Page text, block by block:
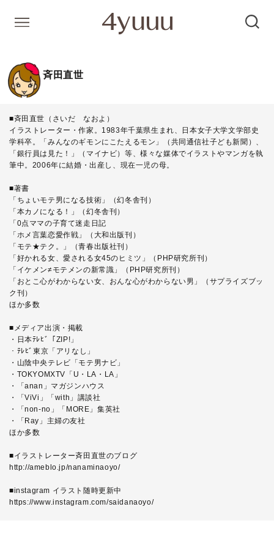
斉田直世
■斉田直世（さいだ なおよ）
イラストレーター・作家。1983年千葉県生まれ、日本女子大学文学部史
学科卒。「みんなのギモンにこたえるモン」（共同通信社子ども新聞）、
「銀行員は見た！」（マイナビ）等、様々な媒体でイラストやマンガを執
筆中。2006年に結婚・出産し、現在一児の母。
■著書
「ちょいモテ男になる技術」（幻冬舎刊）
「本カノになる！」（幻冬舎刊）
「0点ママの子育て迷走日記
「ホメ言葉恋愛作戦」（大和出版刊）
「モテ★テク。」（青春出版社刊）
「好かれる女、愛される女45のヒミツ」（PHP研究所刊）
「イケメン≠モテメンの新常識」（PHP研究所刊）
「おとこ心がわからない女、おんな心がわからない男」（サプライズブッ
ク刊）
ほか多数
■メディア出演・掲載
・日本ﾃﾚﾋﾞ「ZIP!」
・ﾃﾚﾋﾞ東京「アリなし」
・山陰中央テレビ「モテ男ナビ」
・TOKYOMXTV「U・LA・LA」
・「anan」マガジンハウス
・「ViVi」「with」講談社
・「non-no」「MORE」集英社
・「Ray」主婦の友社
ほか多数
■イラストレーター斉田直世のブログ
http://ameblo.jp/nanaminaoyo/
■instagram イラスト随時更新中
https://www.instagram.com/saidanaoyo/